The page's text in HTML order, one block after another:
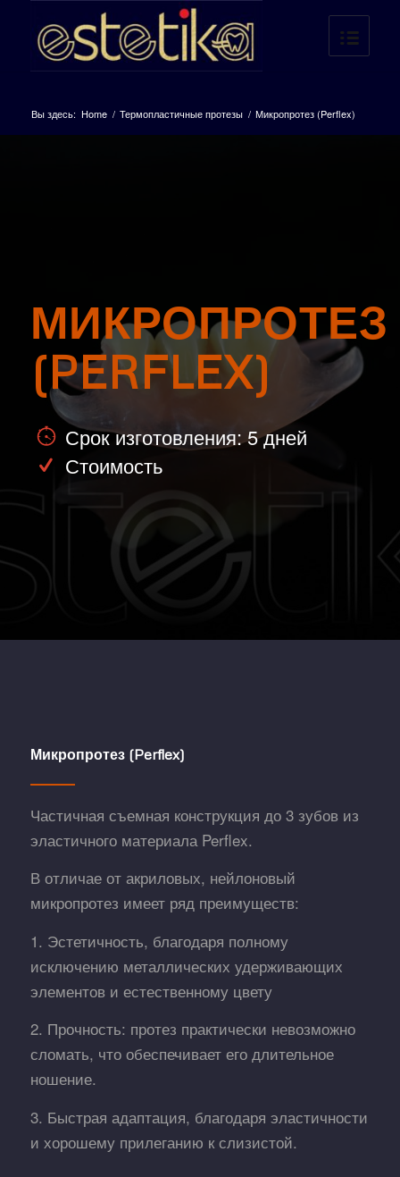
Вы здесь: Home / Термопластичные протезы / Микропротез (Perflex)
МИКРОПРОТЕЗ
(PERFLEX)
Срок изготовления: 5 дней
Стоимость
Микропротез (Perflex)
Частичная съемная конструкция до 3 зубов из
эластичного материала Perflex.
В отличае от акриловых, нейлоновый
микропротез имеет ряд преимуществ:
1. Эстетичность, благодаря полному
исключению металлических удерживающих
элементов и естественному цвету
2. Прочность: протез практически невозможно
сломать, что обеспечивает его длительное
ношение.
3. Быстрая адаптация, благодаря эластичности
и хорошему прилеганию к слизистой.